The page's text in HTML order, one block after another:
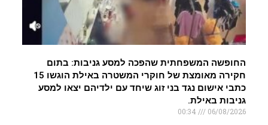
החופשה המשפחתית שהפכה למסע גניבות: בתום
חקירה מאומצת של חוקרי המשטרה באילת הוגשו 15
כתבי אישום נגד בני זוג שיחד עם ילדיהם יצאו למסע
גניבות באילת.
06/08/2026